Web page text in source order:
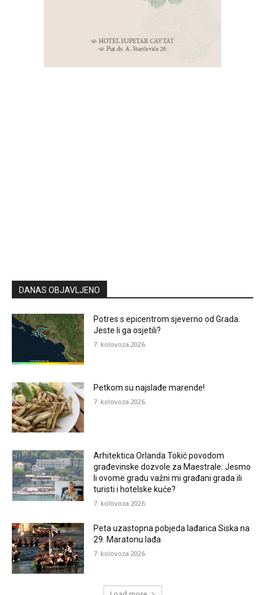
DANAS OBJAVLJENO
Potres s epicentrom sjeverno od Grada.
Jeste li ga osjetili?
7. kolovoza 2026.
Petkom su najslađe marende!
7. kolovoza 2026.
Arhitektica Orlanda Tokić povodom
građevinske dozvole za Maestrale: Jesmo
li ovome gradu važni mi građani grada ili
turisti i hotelske kuće?
7. kolovoza 2026.
Peta uzastopna pobjeda lađarica Siska na
29. Maratonu lađa
7. kolovoza 2026.